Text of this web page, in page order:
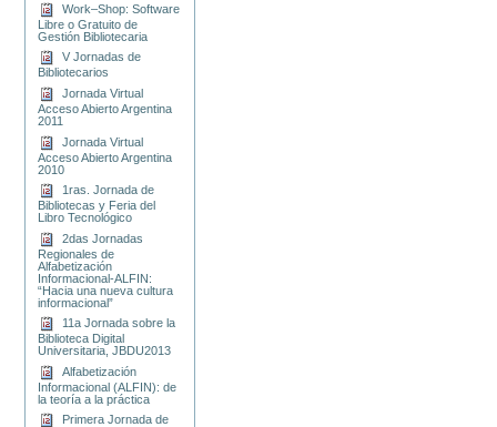
Work–Shop: Software
Libre o Gratuito de
Gestión Bibliotecaria
V Jornadas de
Bibliotecarios
Jornada Virtual
Acceso Abierto Argentina
2011
Jornada Virtual
Acceso Abierto Argentina
2010
1ras. Jornada de
Bibliotecas y Feria del
Libro Tecnológico
2das Jornadas
Regionales de
Alfabetización
Informacional-ALFIN:
“Hacia una nueva cultura
informacional”
11a Jornada sobre la
Biblioteca Digital
Universitaria, JBDU2013
Alfabetización
Informacional (ALFIN): de
la teoría a la práctica
Primera Jornada de